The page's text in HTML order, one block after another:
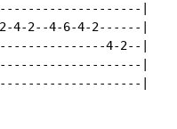
|
2--4-6-4-2------|
4-2--|
|
|